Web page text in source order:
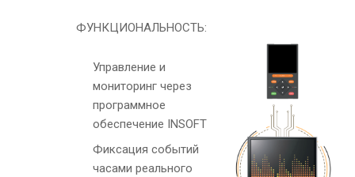
ФУНКЦИОНАЛЬНОСТЬ:
Управление и
мониторинг через
программное
обеспечение INSOFT
Фиксация событий
часами реального